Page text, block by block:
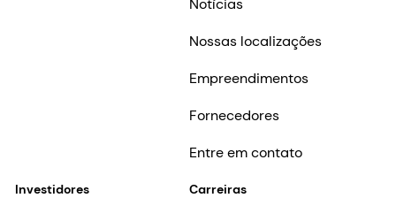
Notícias
Nossas localizações
Empreendimentos
Fornecedores
Entre em contato
Investidores Carreiras